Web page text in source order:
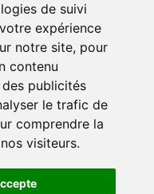
de suivi
expérience
notre site, pour
contenu
publicités
le trafic de
comprendre la
visiteurs.